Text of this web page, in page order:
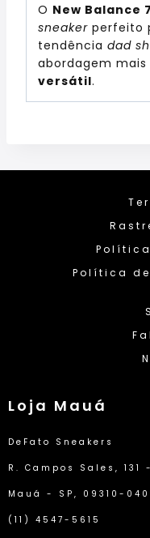
O New Balance
sneaker perfeito
tendência dad
abordagem mais
versátil.
Política
Loja Mauá
DeFato Sneakers
R. Campos Sales,
Mauá - SP, 09310-040
(11) 4547-5615